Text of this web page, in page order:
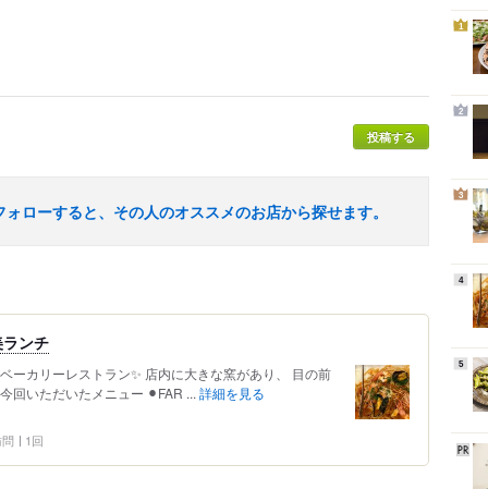
投稿する
ローすると、その人のオススメのお店から探せます。
ンチ
ーカリーレストラン✨ 店内に大きな窯があり、 目の前
回いただいたメニュー ⚫︎FAR ... 詳細を見る
1回
1
2
3
4
5